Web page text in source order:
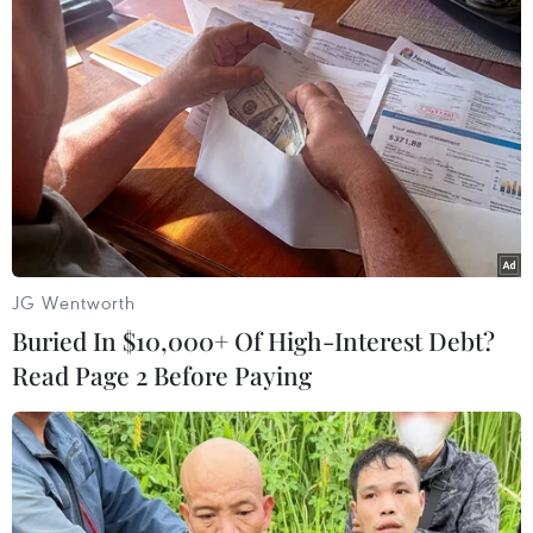
Trong phiên giao dịch ngày 13/2, giá vàng giao
ngay tại thị trường châu Á lên mức 2.023,89
USD/ounce vào lúc 14 giờ 33 phút (theo giờ Việt
Nam) trước khi số liệu lạm phát của Mỹ được
công bố.
(TTXVN/Vietnam+)
JG Wentworth
Buried In $10,000+ Of High-Interest Debt?
Read Page 2 Before Paying